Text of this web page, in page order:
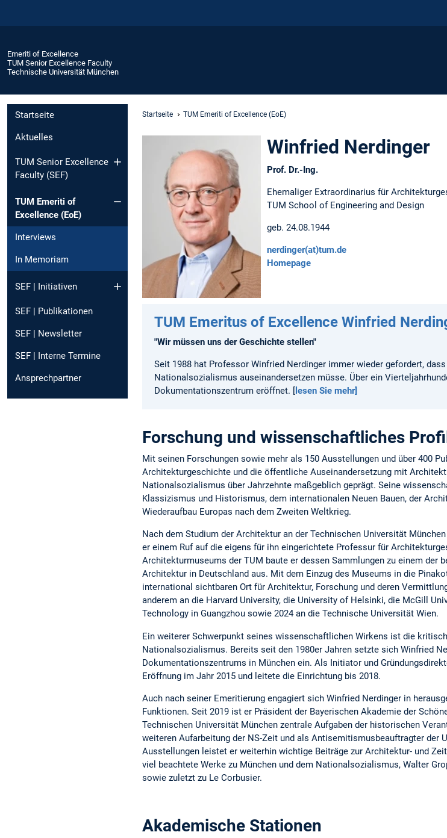
Emeriti of Excellence
TUM Senior Excellence Faculty
Technische Universität München
Startseite
Aktuelles
TUM Senior Excellence
Faculty (SEF)
TUM Emeriti of
Excellence (EoE)
Interviews
In Memoriam
SEF | Initiativen
SEF | Publikationen
SEF | Newsletter
SEF | Interne Termine
Ansprechpartner
Startseite TUM Emeriti of Excellence (EoE)
Winfried Nerdinger
Prof. Dr.-Ing.
Ehemaliger Extraordinarius für
TUM School of Engineering and Design
geb. 24.08.1944
nerdinger(at)tum.de
Homepage
TUM Emeritus of Excellence Winfried
"Wir müssen uns der Geschichte stellen"
Seit 1988 hat Professor Winfried Nerdinger immer wieder gefordert,
Nationalsozialismus auseinandersetzen müsse. Über ein
Dokumentationszentrum eröffnet. [ lesen Sie mehr]
Forschung und wissenschaftliches Profil
Mit seinen Forschungen sowie mehr als 150 Ausstellungen und über 400
Architekturgeschichte und die öffentliche Auseinandersetzung mit
Nationalsozialismus über Jahrzehnte maßgeblich geprägt. Seine
Klassizismus und Historismus, dem internationalen Neuen Bauen, der
Wiederaufbau Europas nach dem Zweiten Weltkrieg.
Nach dem Studium der Architektur an der Technischen Universität
er einem Ruf auf die eigens für ihn eingerichtete Professur für
Architekturmuseums der TUM baute er dessen Sammlungen zu einem der
Architektur in Deutschland aus. Mit dem Einzug des Museums in die
international sichtbaren Ort für Architektur, Forschung und deren
anderem an die Harvard University, die University of Helsinki, die McGill
Technology in Guangzhou sowie 2024 an die Technische Universität Wien.
Ein weiterer Schwerpunkt seines wissenschaftlichen Wirkens ist die
Nationalsozialismus. Bereits seit den 1980er Jahren setzte sich Winfried
Dokumentationszentrums in München ein. Als Initiator und
Eröffnung im Jahr 2015 und leitete die Einrichtung bis 2018.
Auch nach seiner Emeritierung engagiert sich Winfried Nerdinger in
Funktionen. Seit 2019 ist er Präsident der Bayerischen Akademie der
Technischen Universität München zentrale Aufgaben der historischen
weiteren Aufarbeitung der NS-Zeit und als Antisemitismusbeauftragter der
Ausstellungen leistet er weiterhin wichtige Beiträge zur Architektur- und
viel beachtete Werke zu München und dem Nationalsozialismus, Walter
sowie zuletzt zu Le Corbusier.
Akademische Stationen